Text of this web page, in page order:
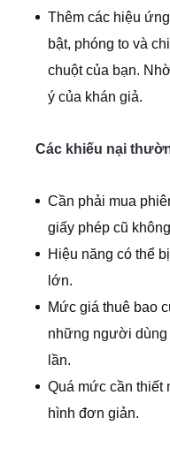
Thêm các hiệu
bật, phóng to và
chuột của bạn.
ý của khán giả.
Các khiếu nại
Cần phải mua
giấy phép cũ
Hiệu năng có thể
lớn.
Mức giá thuê bao
những người dùng
lần.
Quá mức cần thiết
hình đơn giản.